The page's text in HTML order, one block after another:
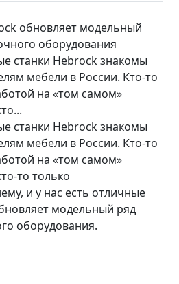
обновляет модельный
оборудования
станки Hebrock знакомы
мебели в России. Кто-то
на «том самом»
станки Hebrock знакомы
мебели в России. Кто-то
на «том самом»
то только
и у нас есть отличные
модельный ряд
оборудования.